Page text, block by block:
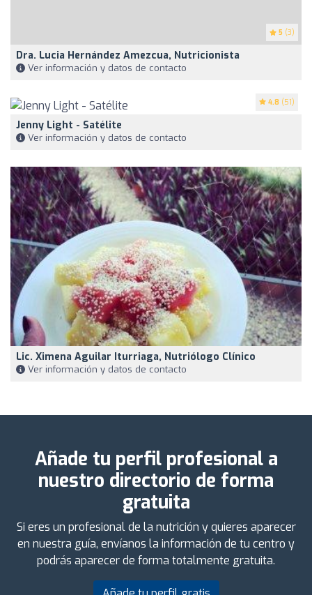
5 (3)
Dra. Lucia Hernández Amezcua, Nutricionista
Ver información y datos de contacto
4.8 (51)
Jenny Light - Satélite
Ver información y datos de contacto
Lic. Ximena Aguilar Iturriaga, Nutriólogo Clínico
Ver información y datos de contacto
Añade tu perfil profesional a
nuestro directorio de forma
gratuita
Si eres un profesional de la nutrición y quieres aparecer
en nuestra guía, envíanos la información de tu centro y
podrás aparecer de forma totalmente gratuita.